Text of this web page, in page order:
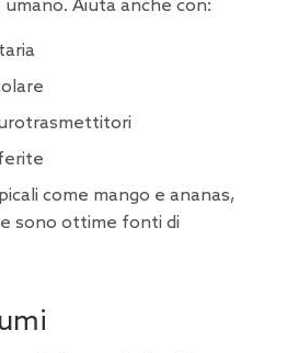
Aiuta anche con:
come mango e ananas,
sono ottime fonti di